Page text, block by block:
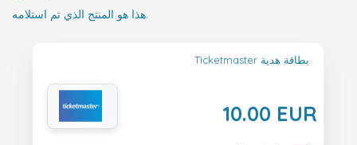
هذا هو المنتج الذي تم استلامه.
Ticketmaster بطاقة هدية
10.00 EUR